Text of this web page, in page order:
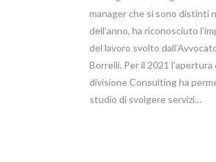
manager che si sono distinti
dell’anno, ha riconosciuto
del lavoro svolto
Borrelli. Per il 2021 l’apertura
divisione Consulting ha
studio di svolgere servizi…